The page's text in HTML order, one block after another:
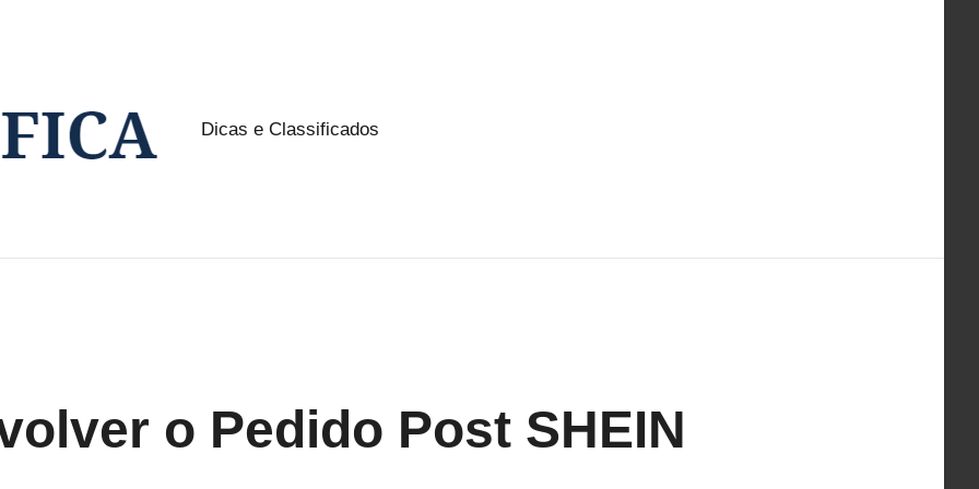
Dicas e Classificados
o Pedido Post SHEIN